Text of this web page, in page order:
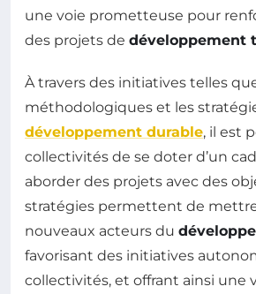
une voie prometteuse pour
des projets de développement
À travers des initiatives telles
méthodologiques et les
développement durable, il est
collectivités de se doter d’un
aborder des projets avec des
stratégies permettent de
nouveaux acteurs du
favorisant des initiatives
collectivités, et offrant ainsi une